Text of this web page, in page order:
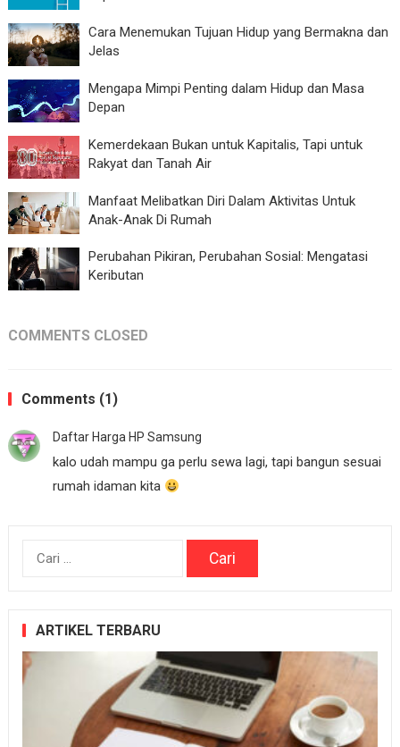
Cara Menemukan Tujuan Hidup yang Bermakna dan
Jelas
Mengapa Mimpi Penting dalam Hidup dan Masa
Depan
Kemerdekaan Bukan untuk Kapitalis, Tapi untuk
Rakyat dan Tanah Air
Manfaat Melibatkan Diri Dalam Aktivitas Untuk
Anak-Anak Di Rumah
Perubahan Pikiran, Perubahan Sosial: Mengatasi
Keributan
COMMENTS CLOSED
Comments (1)
Daftar Harga HP Samsung
kalo udah mampu ga perlu sewa lagi, tapi bangun sesuai
rumah idaman kita
Cari
ARTIKEL TERBARU